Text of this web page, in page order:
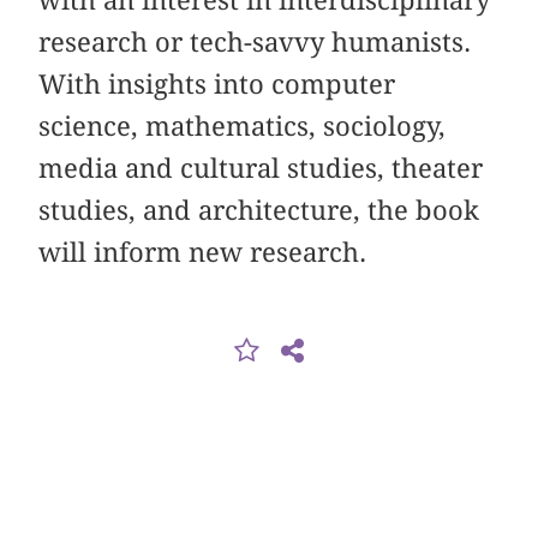
research or tech-savvy humanists.
With insights into computer
science, mathematics, sociology,
media and cultural studies, theater
studies, and architecture, the book
will inform new research.